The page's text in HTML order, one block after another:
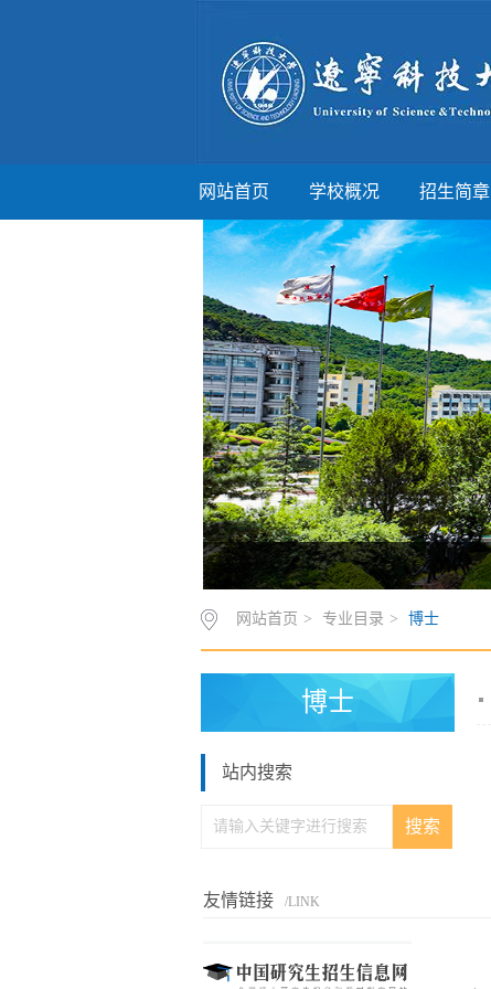
网站首页 学校概况 招生简章
网站首页 > 专业目录 > 博士
博士
站内搜索
友情链接 /LINK